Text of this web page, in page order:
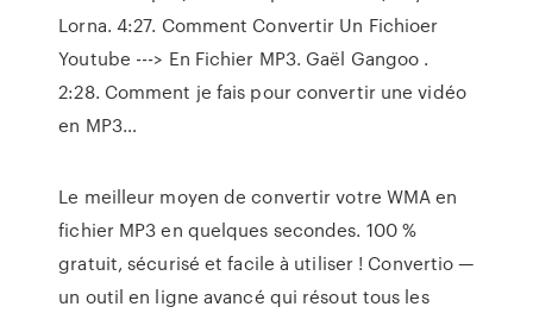
Lorna. 4:27. Comment Convertir Un Fichioer
Youtube ---> En Fichier MP3. Gaël Gangoo .
2:28. Comment je fais pour convertir une vidéo
en MP3…
Le meilleur moyen de convertir votre WMA en
fichier MP3 en quelques secondes. 100 %
gratuit, sécurisé et facile à utiliser ! Convertio —
un outil en ligne avancé qui résout tous les